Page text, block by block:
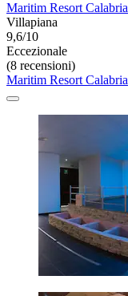
Maritim Resort Calabria
Villapiana
9,6/10
Eccezionale
(8 recensioni)
Maritim Resort Calabria